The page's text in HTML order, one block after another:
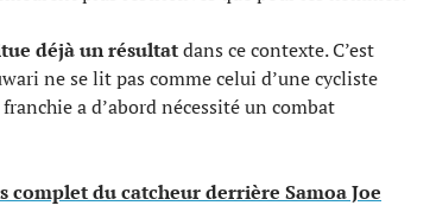
déjà un résultatdans ce contexte. C’est
ne se lit pas comme celui d’une cycliste
a d’abord nécessité un combat
complet du catcheur derrière Samoa Joe